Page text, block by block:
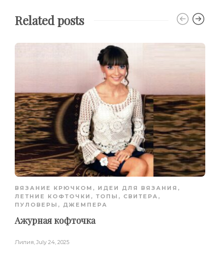
Related posts
ВЯЗАНИЕ КРЮЧКОМ , ИДЕИ ДЛЯ ВЯЗАНИЯ ,
ЛЕТНИЕ КОФТОЧКИ, ТОПЫ , СВИТЕРА,
ПУЛОВЕРЫ, ДЖЕМПЕРА
Ажурная кофточка
Лилия July 24, 2025